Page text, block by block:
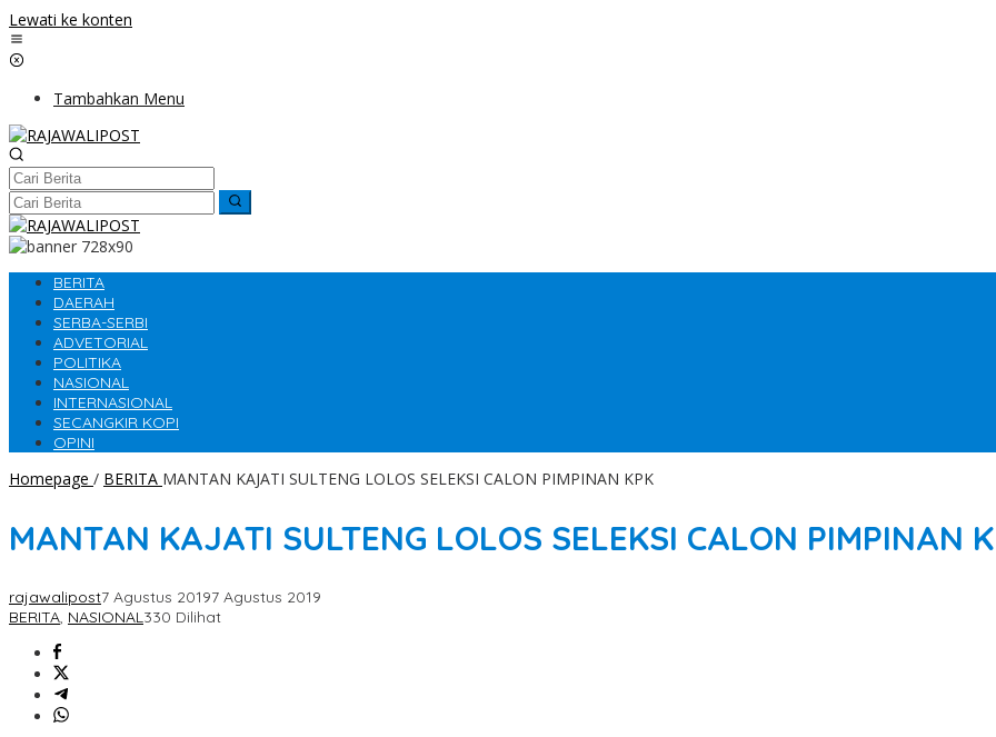
Lewati ke konten
Tambahkan Menu
BERITA
DAERAH
SERBA-SERBI
ADVETORIAL
POLITIKA
NASIONAL
INTERNASIONAL
SECANGKIR KOPI
OPINI
Homepage / BERITA MANTAN KAJATI SULTENG LOLOS SELEKSI CALON PIMPINAN KPK
MANTAN KAJATI SULTENG LOLOS SELEKSI CALON PIMPINAN
rajawalipost7 Agustus 20197 Agustus 2019
BERITA, NASIONAL330 Dilihat